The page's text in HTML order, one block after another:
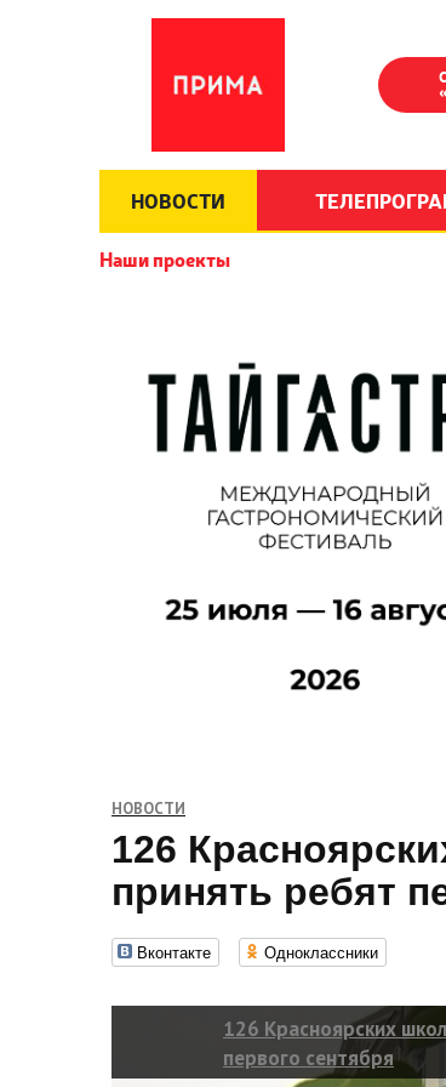
НОВОСТИ
Наши проекты
НОВОСТИ
126
принять ребят
Вконтакте Одноклассники
126 Красноярских
первого сентября